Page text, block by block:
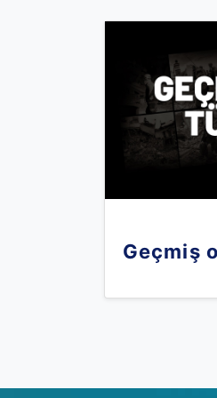
Geçmiş